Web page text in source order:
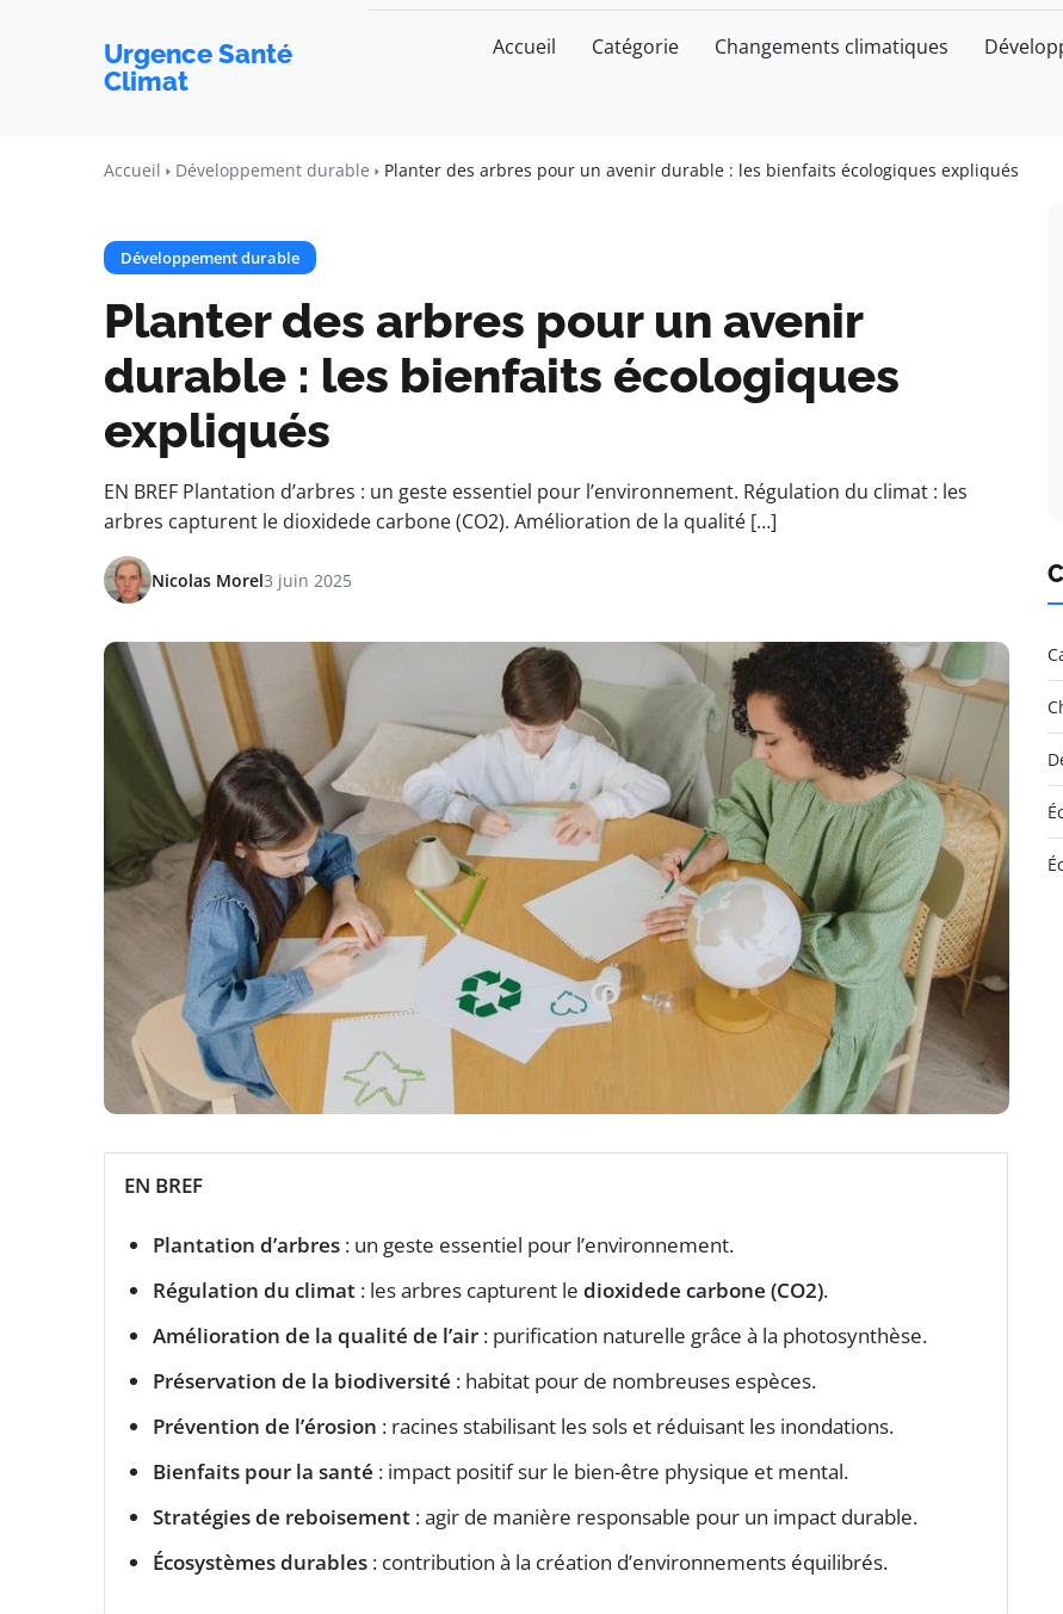
Urgence Santé
Climat
Accueil Catégorie Changements climatiques
Accueil Développement durable Planter des arbres pour un avenir durable : les bienfaits écologiques expliqués
Développement durable
Planter des arbres pour un avenir
durable : les bienfaits écologiques
expliqués
EN BREF Plantation d’arbres : un geste essentiel pour l’environnement. Régulation du climat : les
arbres capturent le dioxidede carbone (CO2). Amélioration de la qualité […]
Nicolas Morel3 juin 2025
EN BREF
Plantation d’arbres : un geste essentiel pour l’environnement.
Régulation du climat : les arbres capturent le dioxidede carbone (CO2).
Amélioration de la qualité de l’air : purification naturelle grâce à la photosynthèse.
Préservation de la biodiversité : habitat pour de nombreuses espèces.
Prévention de l’érosion : racines stabilisant les sols et réduisant les inondations.
Bienfaits pour la santé : impact positif sur le bien-être physique et mental.
Stratégies de reboisement : agir de manière responsable pour un impact durable.
Écosystèmes durables : contribution à la création d’environnements équilibrés.